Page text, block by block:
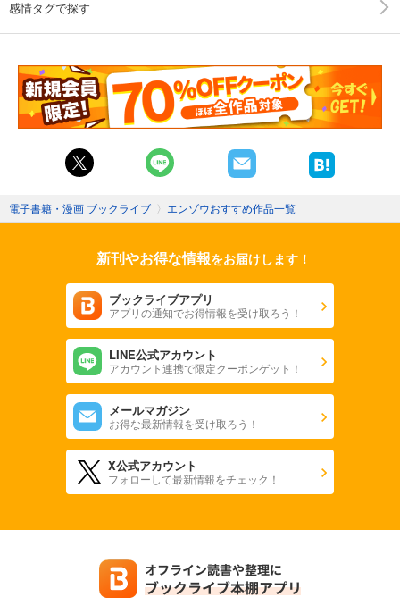
感情タグで探す
電子書籍・漫画 ブックライブ 〉 エンゾウおすすめ作品一覧
新刊やお得な情報をお届けします！
ブックライブアプリ
アプリの通知でお得情報を受け取ろう！
LINE公式アカウント
アカウント連携で限定クーポンゲット！
メールマガジン
お得な最新情報を受け取ろう！
X公式アカウント
フォローして最新情報をチェック！